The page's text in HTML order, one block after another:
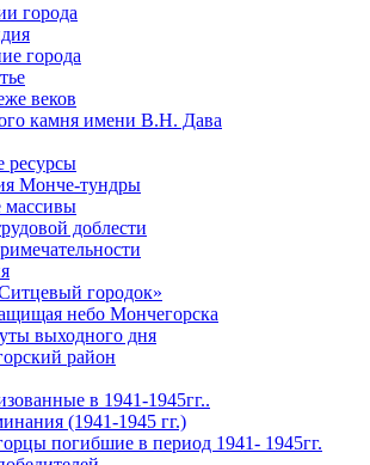
города
города
веков
камня имени В.Н. Дава
ресурсы
Монче-тундры
массивы
доблести
городок»
небо Мончегорска
выходного дня
район
в 1941-1945гг..
(1941-1945 гг.)
погибшие в период 1941- 1945гг.